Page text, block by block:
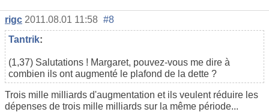
rigc 2011.08.01 11:58 #8
Tantrik:
(1,37) Salutations ! Margaret, pouvez-vous me dire à
combien ils ont augmenté le plafond de la dette ?
Trois mille milliards d'augmentation et ils veulent réduire les
dépenses de trois mille milliards sur la même période...